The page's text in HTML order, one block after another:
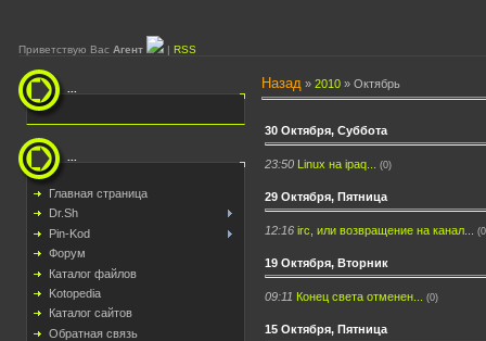
Приветствую Вас Агент | RSS
Главная страница
Dr.Sh
Pin-Kod
Форум
Каталог файлов
Kotopedia
Каталог сайтов
Обратная связь
Назад » 2010 » Октябрь
30 Октября, Суббота
23:50 Linux на ipaq... (0)
29 Октября, Пятница
12:16 irc, или возвращение на канал...
19 Октября, Вторник
09:11 Конец света отменен... (0)
15 Октября, Пятница